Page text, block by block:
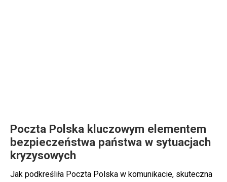
Poczta Polska kluczowym elementem
bezpieczeństwa państwa w sytuacjach
kryzysowych
Jak podkreśliła Poczta Polska w komunikacie, skuteczna